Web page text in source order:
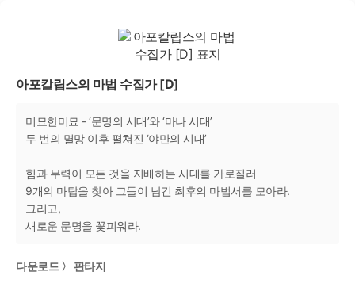
아포칼립스의 마법 수집가 [D]
미묘한미묘 - ‘문명의 시대’와 ‘마나 시대’
두 번의 멸망 이후 펼쳐진 ‘야만의 시대’
힘과 무력이 모든 것을 지배하는 시대를 가로질러
9개의 마탑을 찾아 그들이 남긴 최후의 마법서를 모아라.
그리고,
새로운 문명을 꽃피워라.
다운로드 〉 판타지